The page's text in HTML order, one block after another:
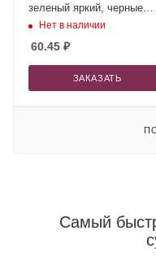
зеленый яркий, черные
чернила
Нет в наличии
60.45 ₽
ЗАКАЗАТЬ
Самый